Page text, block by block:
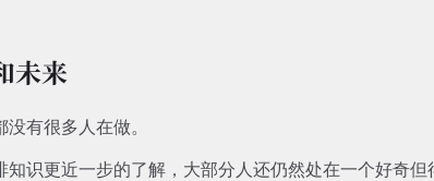
未来
有很多人在做。
识更近一步的了解，大部分人还仍然处在一个好奇但